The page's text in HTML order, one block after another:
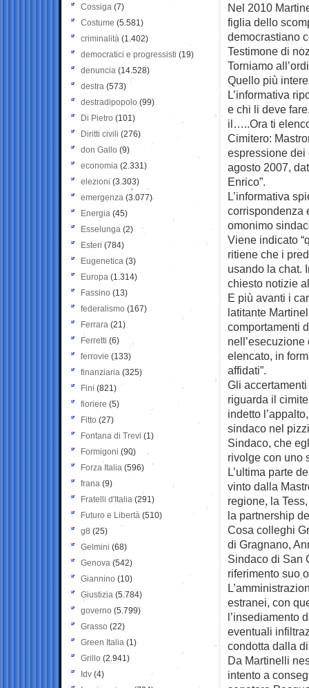
Nel 2010
figlia dello
democrastiano
Testimone di
Torniamo
Quello più
L’informativa
e chi li deve
il…..Ora ti
Cimitero:
espressione dei
agosto 2007,
Enrico”.
L’informativa
corrispondenza
omonimo
Viene indicato
ritiene che i
usando la chat.
chiesto notizie
E più avanti i
latitante
comportamenti
elencato, in
affidati”.
Gli
riguarda il
indetto
sindaco nel
Sindaco, che
rivolge con uno
L’ultima parte
vinto dalla
regione, la
la partnership
Cosa colleghi
di Gragnano,
Sindaco di San
riferimento suo
estranei, con
l’insediamento
eventuali
condotta dalla
Da Martinelli
intento a
Cossiga (7)
Costume (5.581)
criminalità (1.402)
democratici e progressisti (19)
denuncia (14.528)
destra (573)
destradipopolo (99)
Di Pietro (101)
Diritti civili (276)
don Gallo (9)
economia (2.331)
elezioni (3.303)
emergenza (3.077)
Energia (45)
Esselunga (2)
Esteri (784)
Eugenetica (3)
Europa (1.314)
Fassino (13)
federalismo (167)
Ferrara (21)
Ferretti (6)
ferrovie (133)
finanziaria (325)
Fini (821)
fioriere (5)
Fitto (27)
Fontana di Trevi (1)
Formigoni (90)
Forza Italia (596)
frana (9)
Fratelli d'Italia (291)
Futuro e Libertà (510)
g8 (25)
Gelmini (68)
Genova (542)
Giannino (10)
Giustizia (5.784)
governo (5.799)
Grasso (22)
Green Italia (1)
Grillo (2.941)
Idv (4)